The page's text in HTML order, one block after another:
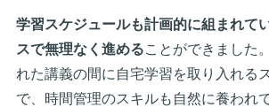
学習スケジュールも計画的に組まれて
スで無理なく進めることができました
れた講義の間に自宅学習を取り入れる
で、時間管理のスキルも自然に養われ